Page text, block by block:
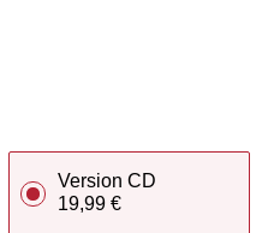
Version CD
19,99 €